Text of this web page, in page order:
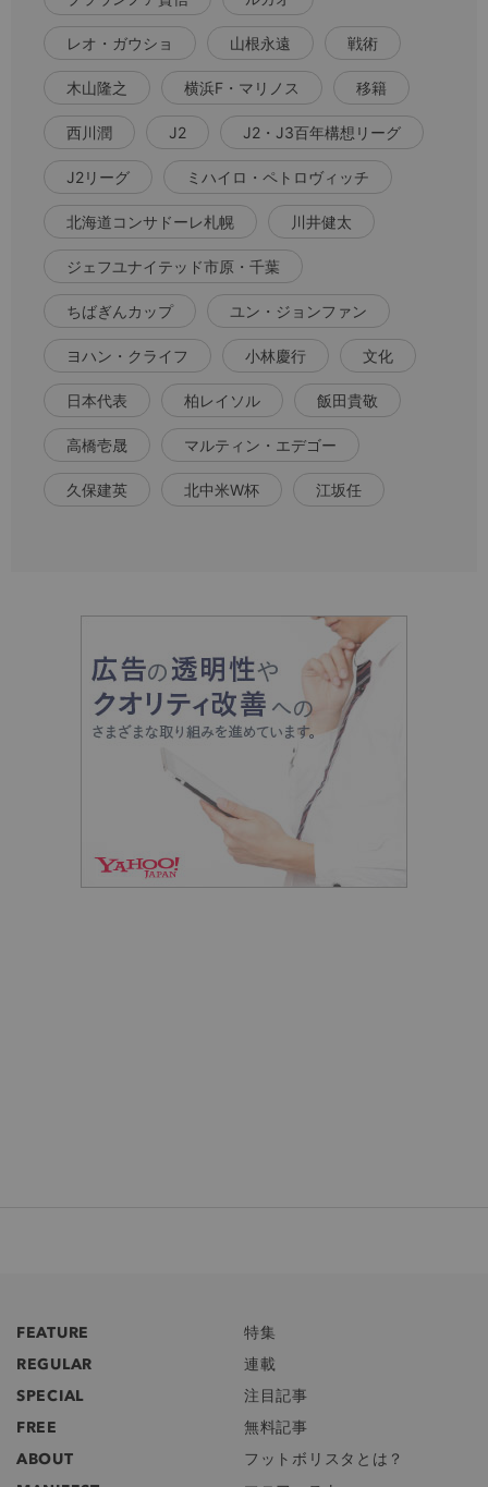
レオ・ガウショ 山根永遠 戦術
木山隆之 横浜F・マリノス 移籍
西川潤 J2 J2・J3百年構想リーグ
J2リーグ ミハイロ・ペトロヴィッチ
北海道コンサドーレ札幌 川井健太
ジェフユナイテッド市原・千葉
ちばぎんカップ ユン・ジョンファン
ヨハン・クライフ 小林慶行 文化
日本代表 柏レイソル 飯田貴敬
高橋壱晟 マルティン・エデゴー
久保建英 北中米W杯 江坂任
FEATURE
特集
REGULAR
連載
SPECIAL
注目記事
FREE
無料記事
ABOUT
フットボリスタとは？